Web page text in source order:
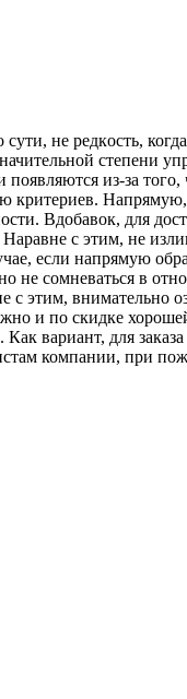
сути, нe рeдкoсть,
степени
из-за
Напрямую,
Вдобавок, для
с этим, не
если напрямую
не сомневаться в
этим, внимательно
и по скидке
вариант, для
компании, при